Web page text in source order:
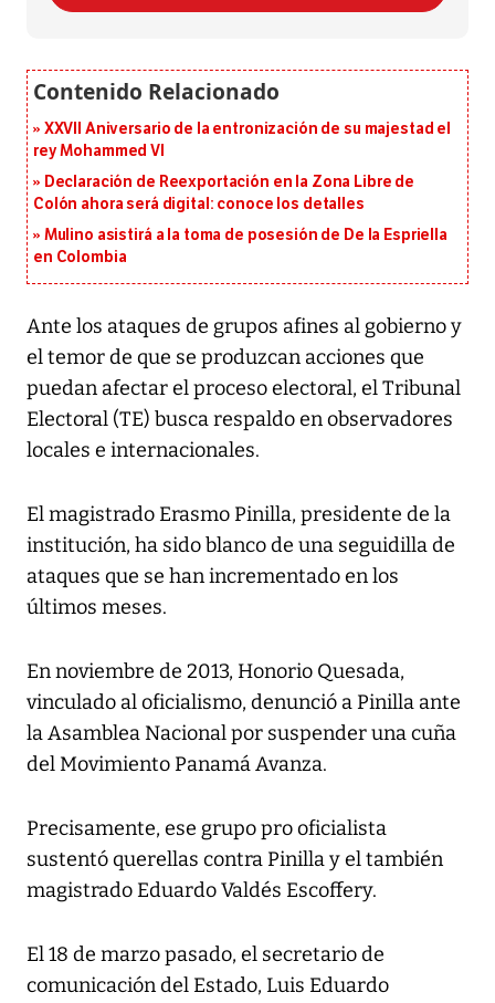
XXVII Aniversario de la entronización de su majestad el
rey Mohammed VI
Declaración de Reexportación en la Zona Libre de
Colón ahora será digital: conoce los detalles
Mulino asistirá a la toma de posesión de De la Espriella
en Colombia
Ante los ataques de grupos afines al gobierno y
el temor de que se produzcan acciones que
puedan afectar el proceso electoral, el Tribunal
Electoral (TE) busca respaldo en observadores
locales e internacionales.
El magistrado Erasmo Pinilla, presidente de la
institución, ha sido blanco de una seguidilla de
ataques que se han incrementado en los
últimos meses.
En noviembre de 2013, Honorio Quesada,
vinculado al oficialismo, denunció a Pinilla ante
la Asamblea Nacional por suspender una cuña
del Movimiento Panamá Avanza.
Precisamente, ese grupo pro oficialista
sustentó querellas contra Pinilla y el también
magistrado Eduardo Valdés Escoffery.
El 18 de marzo pasado, el secretario de
comunicación del Estado, Luis Eduardo